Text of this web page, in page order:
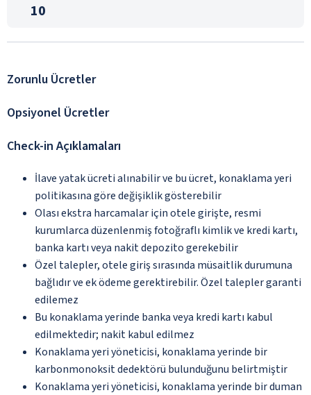
10
Zorunlu Ücretler
Opsiyonel Ücretler
Check-in Açıklamaları
İlave yatak ücreti alınabilir ve bu ücret, konaklama yeri
politikasına göre değişiklik gösterebilir
Olası ekstra harcamalar için otele girişte, resmi
kurumlarca düzenlenmiş fotoğraflı kimlik ve kredi kartı,
banka kartı veya nakit depozito gerekebilir
Özel talepler, otele giriş sırasında müsaitlik durumuna
bağlıdır ve ek ödeme gerektirebilir. Özel talepler garanti
edilemez
Bu konaklama yerinde banka veya kredi kartı kabul
edilmektedir; nakit kabul edilmez
Konaklama yeri yöneticisi, konaklama yerinde bir
karbonmonoksit dedektörü bulunduğunu belirtmiştir
Konaklama yeri yöneticisi, konaklama yerinde bir duman